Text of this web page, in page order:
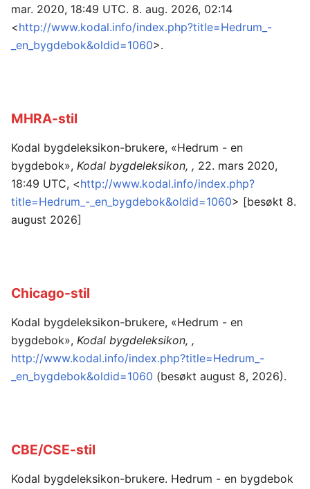
mar. 2020, 18:49 UTC. 8. aug. 2026, 02:14
<http://www.kodal.info/index.php?title=Hedrum_-
_en_bygdebok&oldid=1060>.
MHRA-stil
Kodal bygdeleksikon-brukere, «Hedrum - en
bygdebok», Kodal bygdeleksikon, , 22. mars 2020,
18:49 UTC, <http://www.kodal.info/index.php?
title=Hedrum_-_en_bygdebok&oldid=1060> [besøkt 8.
august 2026]
Chicago-stil
Kodal bygdeleksikon-brukere, «Hedrum - en
bygdebok», Kodal bygdeleksikon, ,
http://www.kodal.info/index.php?title=Hedrum_-
_en_bygdebok&oldid=1060 (besøkt august 8, 2026).
CBE/CSE-stil
Kodal bygdeleksikon-brukere. Hedrum - en bygdebok